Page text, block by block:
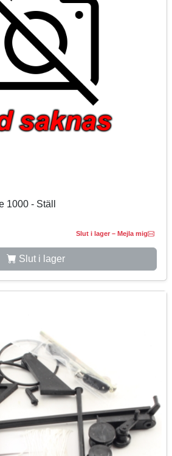
1000 - Ställ
Slut i lager – Mejla mig
Slut i lager